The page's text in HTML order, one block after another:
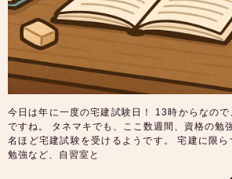
今日は年に一度の宅建試験日！ 13時からなので
ですね。 タネマキでも、ここ数週間、資格の勉
名ほど宅建試験を受けるようです。 宅建に限
勉強など、自習室と